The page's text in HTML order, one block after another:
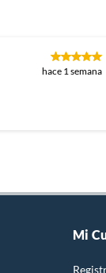
hace 1 semana
Mi